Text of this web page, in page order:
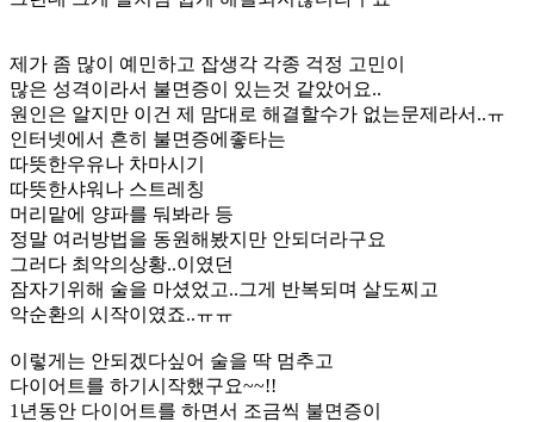
제가 좀 많이 예민하고 잡생각 각종 걱정 고민이
많은 성격이라서 불면증이 있는것 같았어요..
원인은 알지만 이건 제 맘대로 해결할수가 없는문제라서..ㅠ
인터넷에서 흔히 불면증에좋타는
따뜻한우유나 차마시기
따뜻한샤워나 스트레칭
머리맡에 양파를 둬봐라 등
정말 여러방법을 동원해봤지만 안되더라구요
그러다 최악의상황..이였던
잠자기위해 술을 마셨었고..그게 반복되며 살도찌고
악순환의 시작이였죠..ㅠㅠ
이렇게는 안되겠다싶어 술을 딱 멈추고
다이어트를 하기시작했구요~~!!
1년동안 다이어트를 하면서 조금씩 불면증이